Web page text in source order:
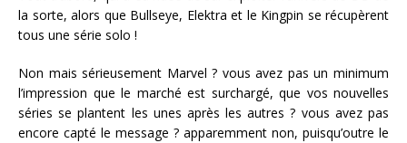
la sorte, alors que Bullseye, Elektra et le Kingpin se récupèrent
tous une série solo !
Non mais sérieusement Marvel ? vous avez pas un minimum
l’impression que le marché est surchargé, que vos nouvelles
séries se plantent les unes après les autres ? vous avez pas
encore capté le message ? apparemment non, puisqu’outre le